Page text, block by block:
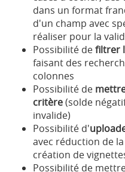
dans un format
d'un champ avec
réaliser pour la
Possibilité defiltrer
faisant des
colonnes
Possibilité de
critère(solde
invalide)
Possibilité d'
avec réduction de
création de
Possibilité de